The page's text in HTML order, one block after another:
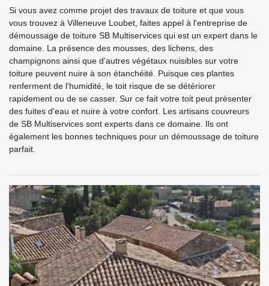
Si vous avez comme projet des travaux de toiture et que vous
vous trouvez à Villeneuve Loubet, faites appel à l'entreprise de
démoussage de toiture SB Multiservices qui est un expert dans le
domaine. La présence des mousses, des lichens, des
champignons ainsi que d'autres végétaux nuisibles sur votre
toiture peuvent nuire à son étanchéité. Puisque ces plantes
renferment de l'humidité, le toit risque de se détériorer
rapidement ou de se casser. Sur ce fait votre toit peut présenter
des fuites d'eau et nuire à votre confort. Les artisans couvreurs
de SB Multiservices sont experts dans ce domaine. Ils ont
également les bonnes techniques pour un démoussage de toiture
parfait.